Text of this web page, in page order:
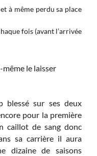
à même perdu sa place
fois (avant l’arrivée
même le laisser
blessé sur ses deux
pour la première
caillot de sang donc
sa carrière il aura
dizaine de saisons